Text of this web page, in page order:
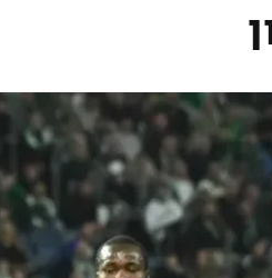
בפרסים
– "מרלן"
הפועל
מכבי נתניה
בני יהודה